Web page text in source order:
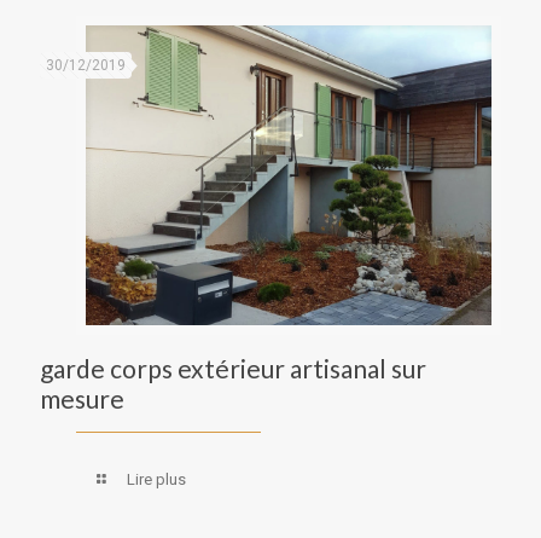
30/12/2019
garde corps extérieur artisanal sur
mesure
Lire plus